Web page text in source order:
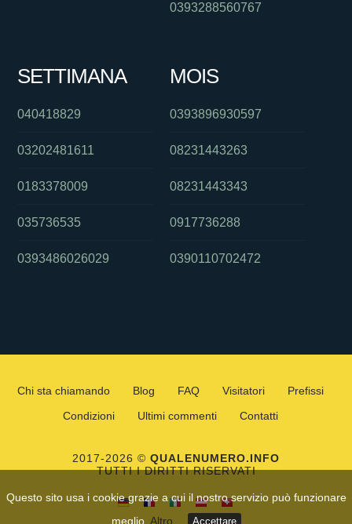
Questo sito usa i cookie grazie a cui il nostro servizio può funzionare
meglio. Altro Accettare
0393288560767
SETTIMANA
040418829
03202481611
0183378009
035736535
0393486026029
MOIS
0393896930597
08231443263
08231443343
0917736288
0390110702472
Chi sta chiamando Blog FAQ Visitatori
Prefissi
Condizioni
Ultimi commenti Contatti
2017-2026 © QUALENUMERO.INFO
TUTTI I DIRITTI RISERVATI